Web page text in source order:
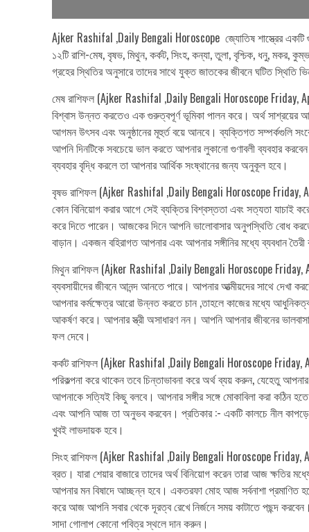
Ajker Rashifal ,Daily Bengali Horoscope জ্যোতিষ শাস্ত্রের একটি
১২টি রাশি-মেষ, বৃষভ, মিথুন, কর্কট, সিংহ, কন্যা, তুলা, বৃশ্চিক, ধনু, মকর,
গ্রহের স্থিতির অনুসারে তাদের সাথে যুক্ত জাতকের জীবনে ঘটিত
মেষ রাশিফল (Ajker Rashifal ,Daily Bengali Horoscope Friday,
বিশ্বাস উন্নত করতেও এক গুরুত্বপূর্ণ ভূমিকা পালন করে। অর্থ সাশ্রয়ের
আগমন উৎসব এবং অনুষ্ঠানের মূহুর্ত বয়ে আনবে। ব্যক্তিগত সম্পর্কগুলি
আপনি দিনটিকে সবচেয়ে ভাল করতে আপনার লুকানো গুণাবলী ব্যবহার
ব্যবহার বৃদ্ধি করলে তা আপনার আর্থিক সংষ্থানের জন্য অনুকূল হবে।
বৃষভ রাশিফল (Ajker Rashifal ,Daily Bengali Horoscope Friday,
কোন বিনিয়োগ করার আগে সেই ব্যক্তির বিশ্বস্ততা এবং সত্যতা যাচাই
করে দিতে পারেন। আজকের দিনে আপনি ভালোবাসার অনুপস্থিতি বোধ
বাড়ান। একজন বহিরাগত আপনার এবং আপনার সঙ্গীনির মধ্যে ব্যবধান
মিথুন রাশিফল (Ajker Rashifal ,Daily Bengali Horoscope Friday,
ব্যবসায়ীদের জীবনে আনন্দ আনতে পারে। আপনার আত্মীয়দের সাথে
আপনার কর্মক্ষেত্র আরো উন্নত করতে চান ,তাহলে কাজের মধ্যে
আকর্ষণ করে। আপনার স্ত্রী অসাধারণ নন। আপনি আপনার জীবনের
ফল দেবে।
কর্কট রাশিফল (Ajker Rashifal ,Daily Bengali Horoscope Friday,
পরিকল্পনা করে থাকেন তবে চিন্তাভাবনা করে অর্থ ব্যয় করুন, যেহেতু
আপনাকে সত্যিই কিছু বলবে। আপনার সঙ্গীর সঙ্গে মোকাবিলা করা কঠিন
এবং আপনি আজ তা অনুভব করবেন। প্রতিকার :- একটি কালচে নীল কাপড়ের
খুবই লাভদায়ক হবে।
সিংহ রাশিফল (Ajker Rashifal ,Daily Bengali Horoscope Friday,
ব্রত। যারা শেয়ার বাজারে তাদের অর্থ বিনিয়োগ করেন তারা আজ ক্ষতির
আপনার মন বিষাদে আচ্ছন্ন হবে। একতরফা মোহ আজ সর্বনাশা প্রমাণিত
করে আজ আপনি সবার থেকে দূরত্ব রেখে নির্জনে সময় কাটাতে পছন্দ
সাদা গোলাপ কোনো পবিত্র স্থলে দান করুন।